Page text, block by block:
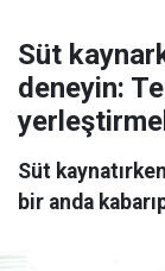
Süt
deneyin:
Süt
bir anda